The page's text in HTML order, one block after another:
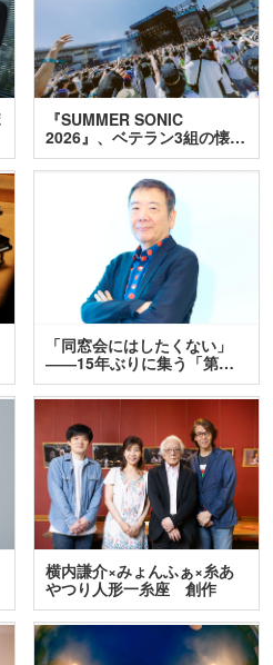
『SUMMER SONIC
2026』、ベテラン3組の懐…
「同窓会にはしたくない」
――15年ぶりに集う「第…
横内謙介×みょんふぁ×糸あ
やつり人形一糸座 創作
人…